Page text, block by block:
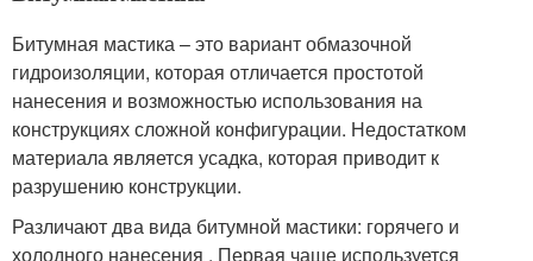
Битумная мастика – это вариант обмазочной
гидроизоляции, которая отличается простотой
нанесения и возможностью использования на
конструкциях сложной конфигурации. Недостатком
материала является усадка, которая приводит к
разрушению конструкции.
Различают два вида битумной мастики: горячего и
холодного нанесения . Первая чаще используется